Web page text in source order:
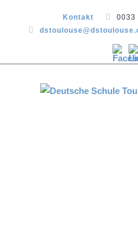
Kontakt
0033